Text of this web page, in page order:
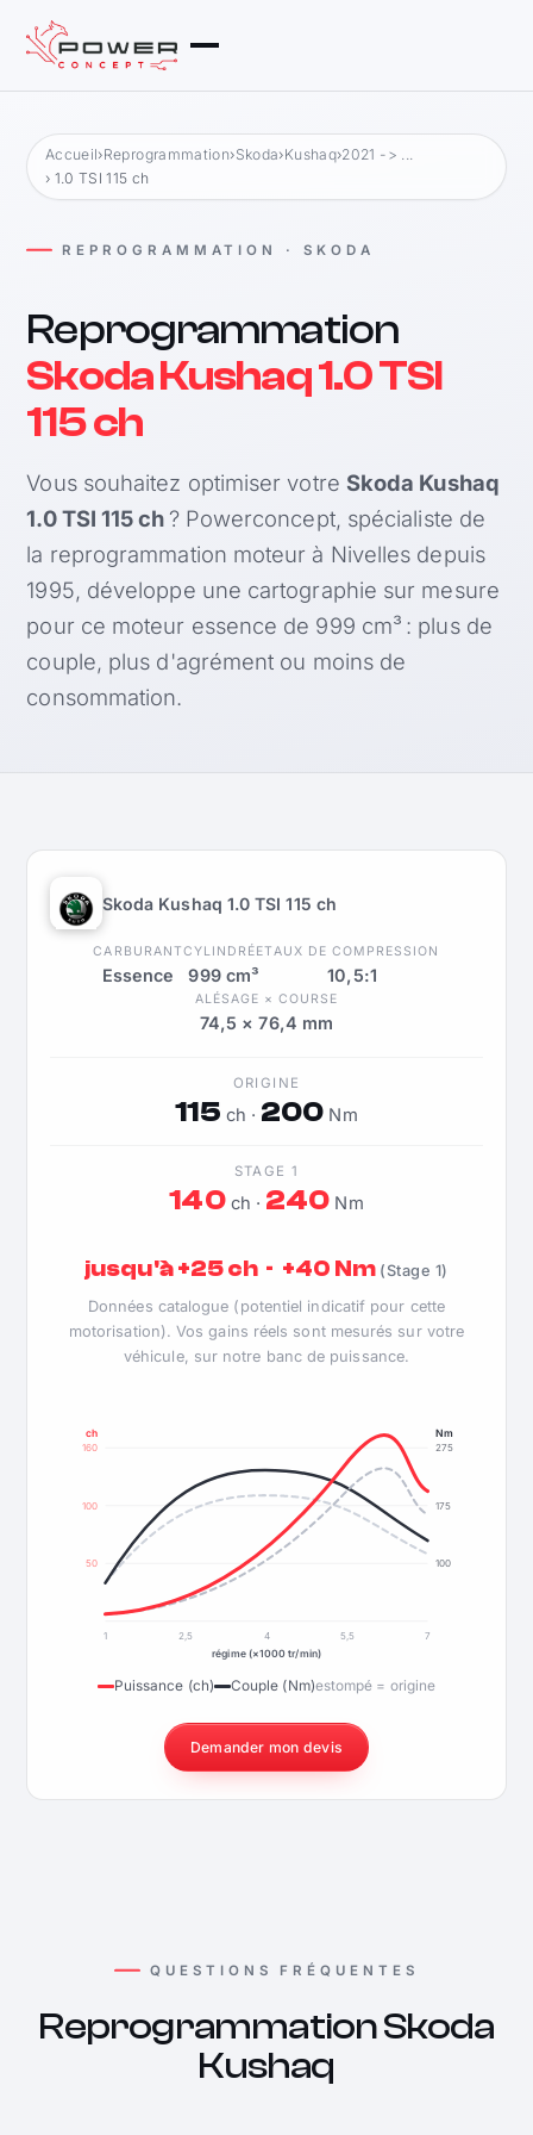
Accueil›Reprogrammation›Skoda›Kushaq›2021 -> ...
› 1.0 TSI 115 ch
REPROGRAMMATION · SKODA
Reprogrammation
Skoda Kushaq 1.0 TSI
115 ch
Vous souhaitez optimiser votre Skoda Kushaq
1.0 TSI 115 ch? Powerconcept, spécialiste de
la reprogrammation moteur à Nivelles depuis
1995, développe une cartographie sur mesure
pour ce moteur essence de 999 cm³ : plus de
couple, plus d'agrément ou moins de
consommation.
Skoda Kushaq 1.0 TSI 115 ch
CARBURANT
Essence
CYLINDRÉE
999 cm³
TAUX DE COMPRESSION
10,5:1
ALÉSAGE × COURSE
74,5 × 76,4 mm
ORIGINE
115 ch · 200 Nm
STAGE 1
140ch · 240 Nm
jusqu'à +25 ch · +40 Nm (Stage 1)
Données catalogue (potentiel indicatif pour cette
motorisation). Vos gains réels sont mesurés sur votre
véhicule, sur notre banc de puissance.
50
100
160
100
175
275
ch Nm
1 2,5 4 5,5
7
régime (×1000 tr/min)
Puissance (ch) Couple (Nm)estompé = origine
Demander mon devis
QUESTIONS FRÉQUENTES
Reprogrammation Skoda
Kushaq